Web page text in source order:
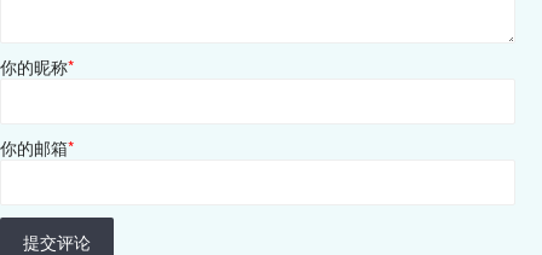
你的昵称*
你的邮箱*
提交评论